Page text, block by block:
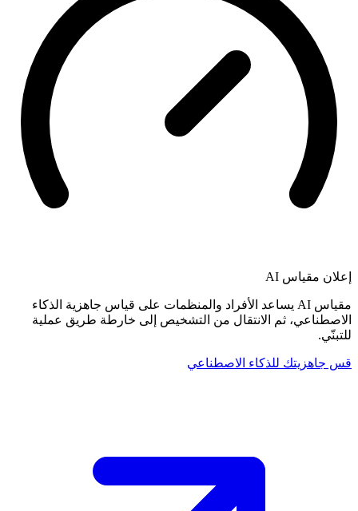
مقياس AI
مقياس AI يساعد الأفراد والمنظمات على قياس جاهزية الذكاء
ثم الانتقال من التشخيص إلى خارطة طريق عملية
جاهزيتك للذكاء الاصطناعي